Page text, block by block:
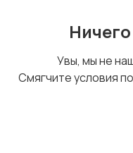
Увы, мы не
Смягчите условия